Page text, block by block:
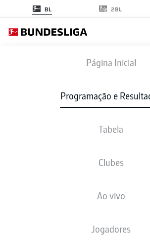
BL 2BL
Página Inicial
Programação e
Tabela
Clubes
Ao vivo
Jogadores
S04 SGE
ESCALAÇÕES
A escalação inicial será
minutos antes do início da